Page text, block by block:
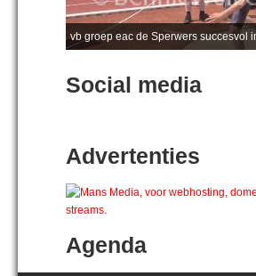
vb groep eac de Sperwers succesvol
Social media
Advertenties
Agenda